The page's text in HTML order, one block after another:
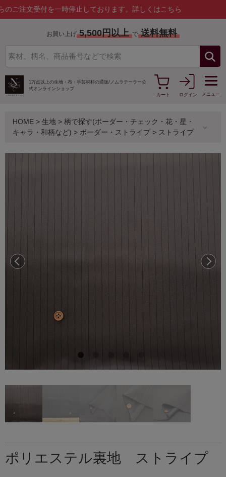
受付を一時停止しております。 詳しくはこちら
お買い上げ 5,500円以上 で 送料無料
1万点以上の生地・布・手芸材料の通販/ ノムラテーラー公
式オンラインショップ
カート
ログイン メニュー
HOME > 生地 > 柄で探す(ボーダー・チェック・花・星・
キャラ・和柄など) > ボーダー・ストライプ> ストライプ
前へ 次へ
ポリエステル裏地 ストライプ